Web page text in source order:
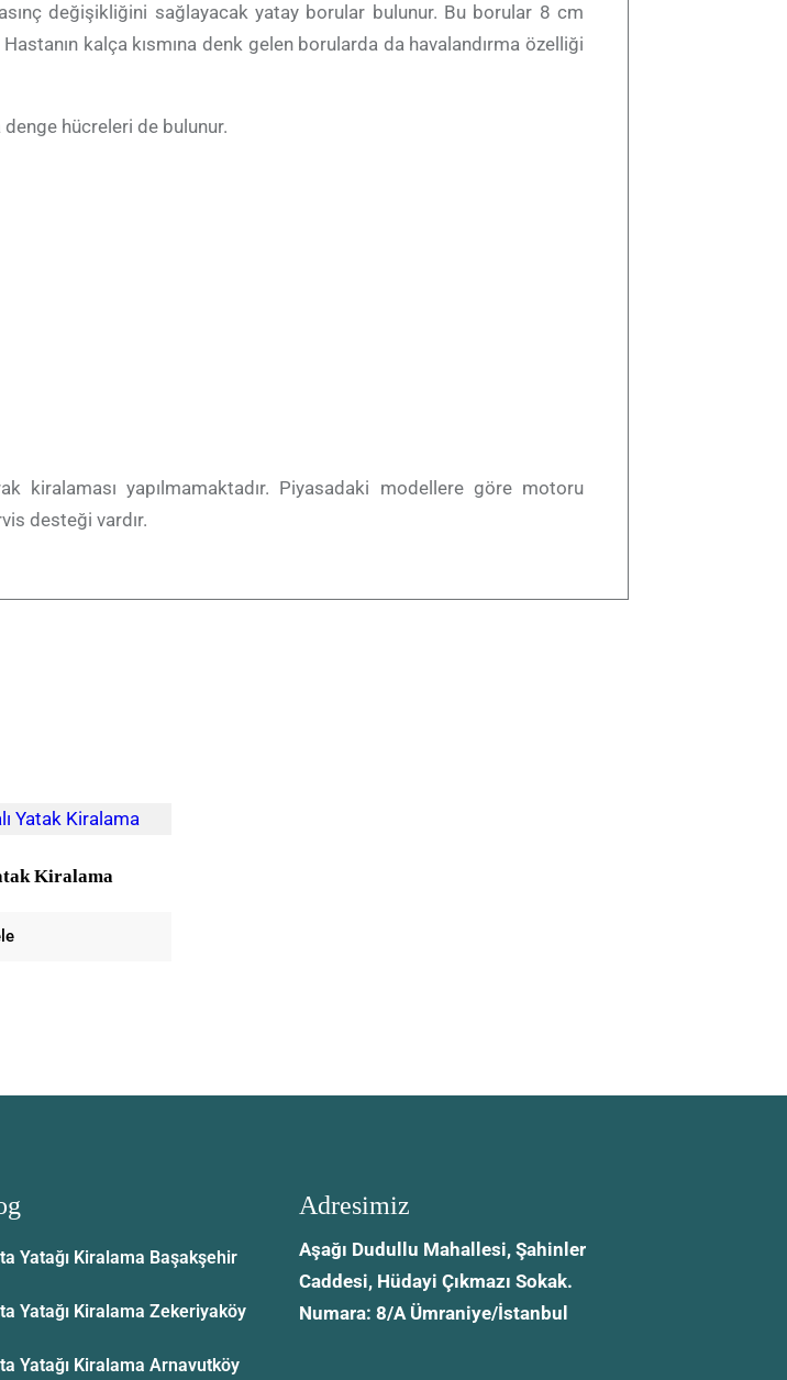
değişikliğini sağlayacak yatay borular bulunur. Bu borular 8 cm
kalça kısmına denk gelen borularda da havalandırma özelliği
denge hücreleri de bulunur.
kiralaması yapılmamaktadır. Piyasadaki modellere göre motoru
desteği vardır.
Kiralama
Yatağı Kiralama Başakşehir
Yatağı Kiralama Zekeriyaköy
Yatağı Kiralama Arnavutköy
Adresimiz
Aşağı Dudullu Mahallesi, Şahinler
Caddesi, Hüdayi Çıkmazı Sokak.
Numara: 8/A Ümraniye/İstanbul